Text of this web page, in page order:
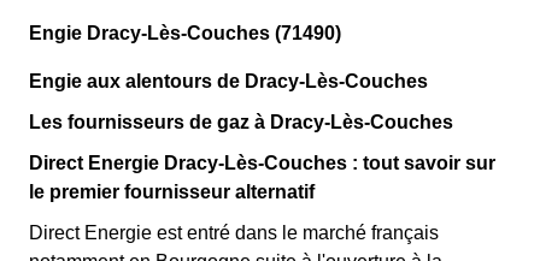
Engie Dracy-Lès-Couches (71490)
Engie aux alentours de Dracy-Lès-Couches
Les fournisseurs de gaz à Dracy-Lès-Couches
Direct Energie Dracy-Lès-Couches : tout savoir sur
le premier fournisseur alternatif
Direct Energie est entré dans le marché français